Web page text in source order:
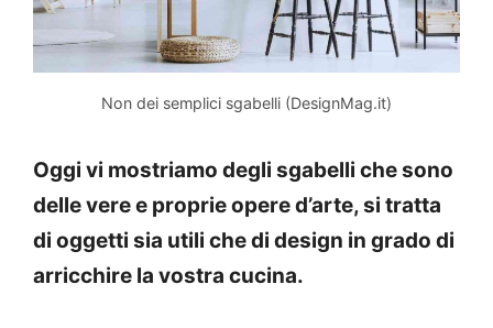
Non dei semplici sgabelli (DesignMag.it)
Oggi vi mostriamo degli sgabelli che sono
delle vere e proprie opere d’arte, si tratta
di oggetti sia utili che di design in grado di
arricchire la vostra cucina.